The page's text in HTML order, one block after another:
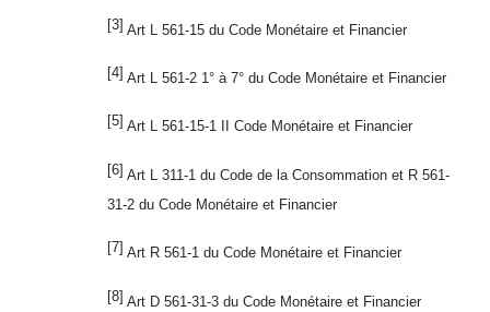
[3] Art L 561-15 du Code Monétaire et Financier
[4] Art L 561-2 1° à 7° du Code Monétaire et Financier
[5] Art L 561-15-1 II Code Monétaire et Financier
[6] Art L 311-1 du Code de la Consommation et R 561-
31-2 du Code Monétaire et Financier
[7] Art R 561-1 du Code Monétaire et Financier
[8] Art D 561-31-3 du Code Monétaire et Financier